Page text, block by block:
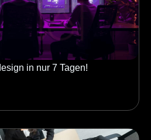
in nur 7 Tagen!